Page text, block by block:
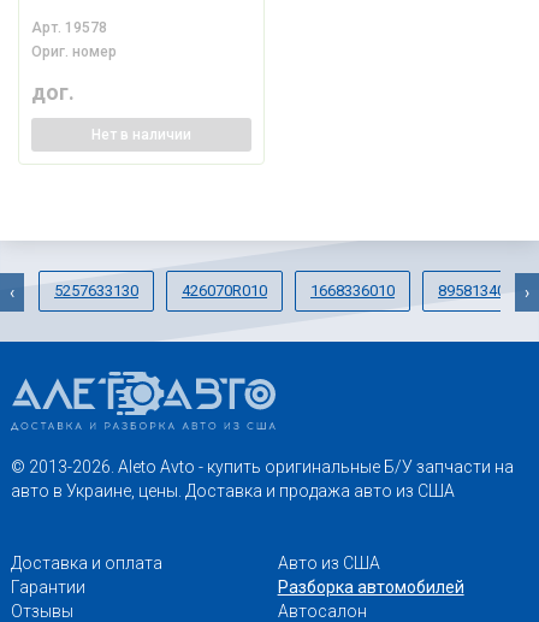
Арт. 19578
Ориг. номер
дог.
Нет в наличии
5257633130 426070R010 1668336010 8958134041
‹ ›
© 2013-2026. Aleto Avto - купить оригинальные Б/У запчасти на
авто в Украине, цены. Доставка и продажа авто из США
Доставка и оплата
Гарантии
Отзывы
Авто из США
Разборка автомобилей
Автосалон